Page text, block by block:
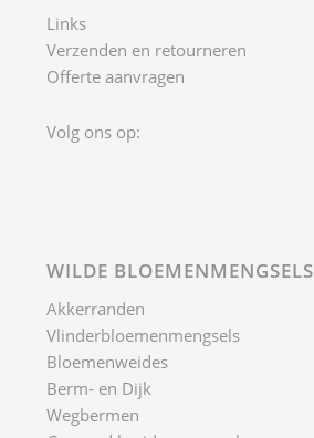
Links
Verzenden en retourneren
Offerte aanvragen
Volg ons op:
WILDE BLOEMENMENGSELS
Akkerranden
Vlinderbloemenmengsels
Bloemenweides
Berm- en Dijk
Wegbermen